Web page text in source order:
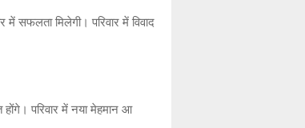
सफलता मिलेगी। परिवार में विवाद
परिवार में नया मेहमान आ